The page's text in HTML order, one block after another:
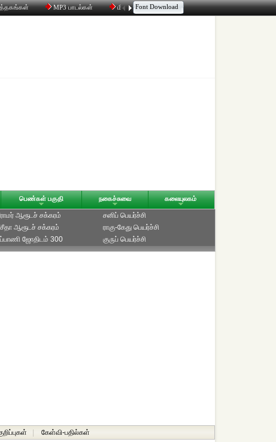
MP3 பாடல்கள் மின்னஞ்சல் திரட்டி உரையாடல்
Font Download
பெண்கள் பகுதி நகைச்சுவை கலையுலகம்
ஆரூடச் சக்கரம்
ஆரூடச் சக்கரம்
ஜோதிடம் 300
சனிப் பெயர்ச்சி
ராகு-கேது பெயர்ச்சி
குருப் பெயர்ச்சி
கேள்வி-பதில்கள்